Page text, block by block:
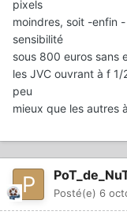
pixels
moindres, soit -enfin
sensibilité
sous 800 euros sans
les JVC ouvrant à f
peu
mieux que les autres
Posté(e) 6